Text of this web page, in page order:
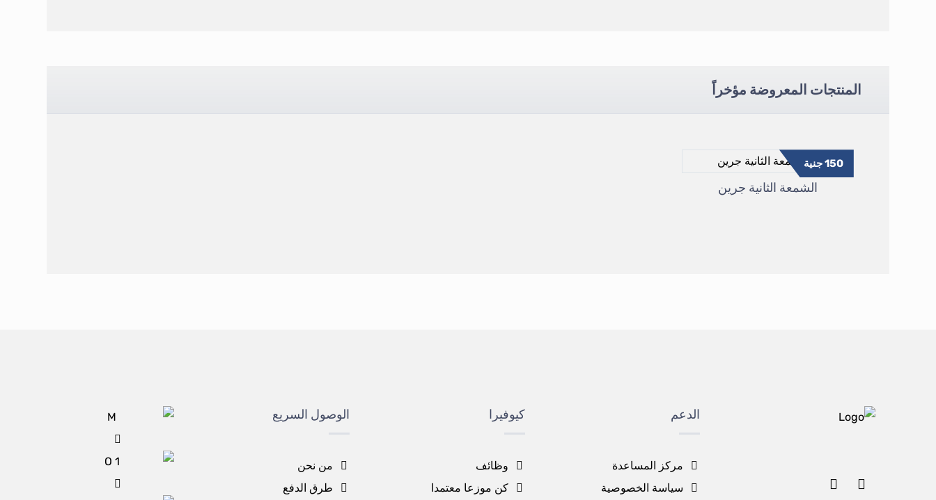
المنتجات المعروضة مؤخراً
الشمعة الثانية جرين
150جنية
الدعم
مركز المساعدة
سياسة الخصوصية
كيوفيرا
وظائف
كن موزعا معتمدا
الوصول السريع
من نحن
طرق الدفع